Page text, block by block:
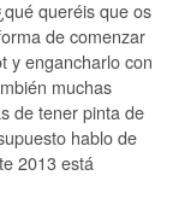
queréis que os
de comenzar
y engancharlo con
muchas
de tener pinta de
hablo de
2013 está